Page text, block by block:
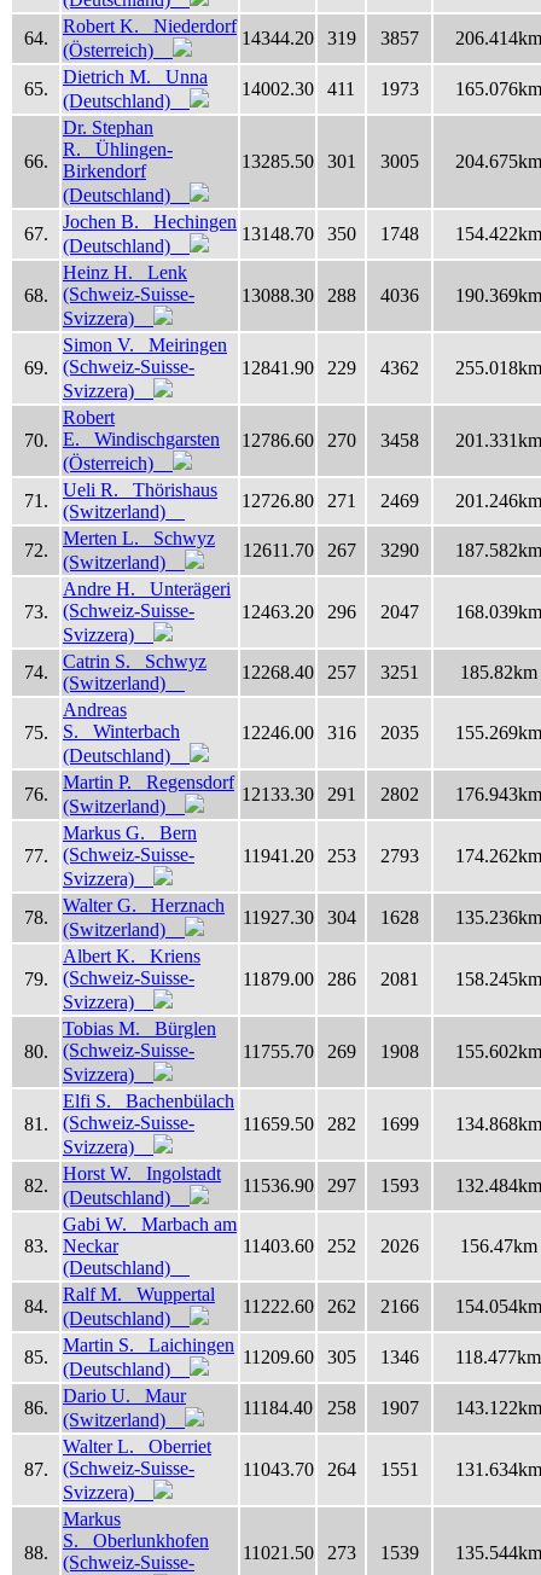
64.
Robert K. Niederdorf
(Österreich)
14344.20 319 3857 206.414km
65.
Dietrich M. Unna
(Deutschland)
14002.30 411 1973 165.076km
66.
Dr. Stephan
R. Ühlingen-
Birkendorf
(Deutschland)
13285.50 301 3005 204.675km
67.
Jochen B. Hechingen
(Deutschland)
13148.70 350 1748 154.422km
68.
Heinz H. Lenk
(Schweiz-Suisse-
Svizzera)
13088.30 288 4036 190.369km
69.
Simon V. Meiringen
(Schweiz-Suisse-
Svizzera)
12841.90 229 4362 255.018km
70.
Robert
E. Windischgarsten
(Österreich)
12786.60 270 3458 201.331km
71.
Ueli R. Thörishaus
(Switzerland)
12726.80 271 2469 201.246km
72.
Merten L. Schwyz
(Switzerland)
12611.70 267 3290 187.582km
73.
Andre H. Unterägeri
(Schweiz-Suisse-
Svizzera)
12463.20 296 2047 168.039km
74.
Catrin S. Schwyz
(Switzerland)
12268.40 257 3251 185.82km
75.
Andreas
S. Winterbach
(Deutschland)
12246.00 316 2035 155.269km
76.
Martin P. Regensdorf
(Switzerland)
12133.30 291 2802 176.943km
77.
Markus G. Bern
(Schweiz-Suisse-
Svizzera)
11941.20 253 2793 174.262km
78.
Walter G. Herznach
(Switzerland)
11927.30 304 1628 135.236km
79.
Albert K. Kriens
(Schweiz-Suisse-
Svizzera)
11879.00 286 2081 158.245km
80.
Tobias M. Bürglen
(Schweiz-Suisse-
Svizzera)
11755.70 269 1908 155.602km
81.
Elfi S. Bachenbülach
(Schweiz-Suisse-
Svizzera)
11659.50 282 1699 134.868km
82.
Horst W. Ingolstadt
(Deutschland)
11536.90 297 1593 132.484km
83.
Gabi W. Marbach am
Neckar
(Deutschland)
11403.60 252 2026 156.47km
84.
Ralf M. Wuppertal
(Deutschland)
11222.60 262 2166 154.054km
85.
Martin S. Laichingen
(Deutschland)
11209.60 305 1346 118.477km
86.
Dario U. Maur
(Switzerland)
11184.40 258 1907 143.122km
87.
Walter L. Oberriet
(Schweiz-Suisse-
Svizzera)
11043.70 264 1551 131.634km
88.
Markus
S. Oberlunkhofen
(Schweiz-Suisse-
11021.50 273 1539 135.544km